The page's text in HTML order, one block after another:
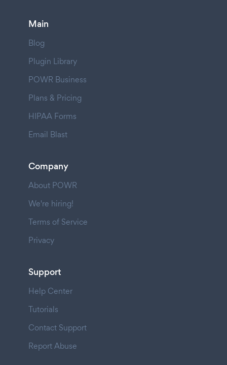
Main
Blog
Plugin Library
POWR Business
Plans & Pricing
HIPAA Forms
Email Blast
Company
About POWR
We're hiring!
Terms of Service
Privacy
Support
Help Center
Tutorials
Contact Support
Report Abuse